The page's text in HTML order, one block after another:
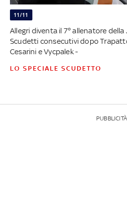
11/11
Allegri diventa il 7° allenatore
Scudetti consecutivi dopo
Cesarini e Vycpalek -
LO SPECIALE SCUDETTO
PUBBLICITÀ